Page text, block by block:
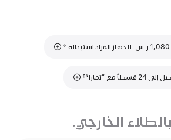
حاشية
◊
”تمارا“
حاشية
§
الخارجي.